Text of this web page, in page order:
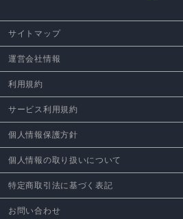
サイトマップ
運営会社情報
利用規約
サービス利用規約
個人情報保護方針
個人情報の取り扱いについて
特定商取引法に基づく表記
お問い合わせ